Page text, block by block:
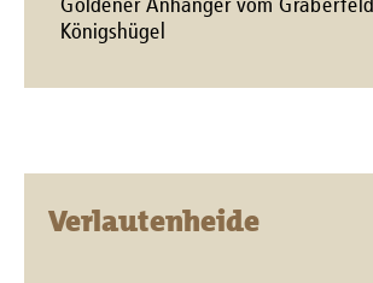
Goldener Anhänger vom Gräberfeld
Königshügel
Verlautenheide​